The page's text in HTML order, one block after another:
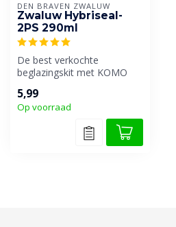
DEN BRAVEN ZWALUW
Zwaluw Hybriseal-
2PS 290ml
De best verkochte
beglazingskit met KOMO
5,99
Op voorraad